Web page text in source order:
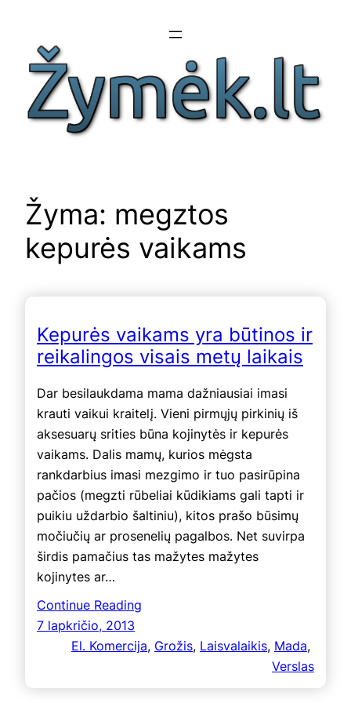
turinio
Žyma: megztos
kepurės vaikams
Kepurės vaikams yra būtinos ir
reikalingos visais metų laikais
Dar besilaukdama mama dažniausiai imasi
krauti vaikui kraitelį. Vieni pirmųjų pirkinių iš
aksesuarų srities būna kojinytės ir kepurės
vaikams. Dalis mamų, kurios mėgsta
rankdarbius imasi mezgimo ir tuo pasirūpina
pačios (megzti rūbeliai kūdikiams gali tapti ir
puikiu uždarbio šaltiniu), kitos prašo būsimų
močiučių ar prosenelių pagalbos. Net suvirpa
širdis pamačius tas mažytes mažytes
kojinytes ar…
Continue Reading
7 lapkričio, 2013
El. Komercija, Grožis, Laisvalaikis, Mada
Verslas